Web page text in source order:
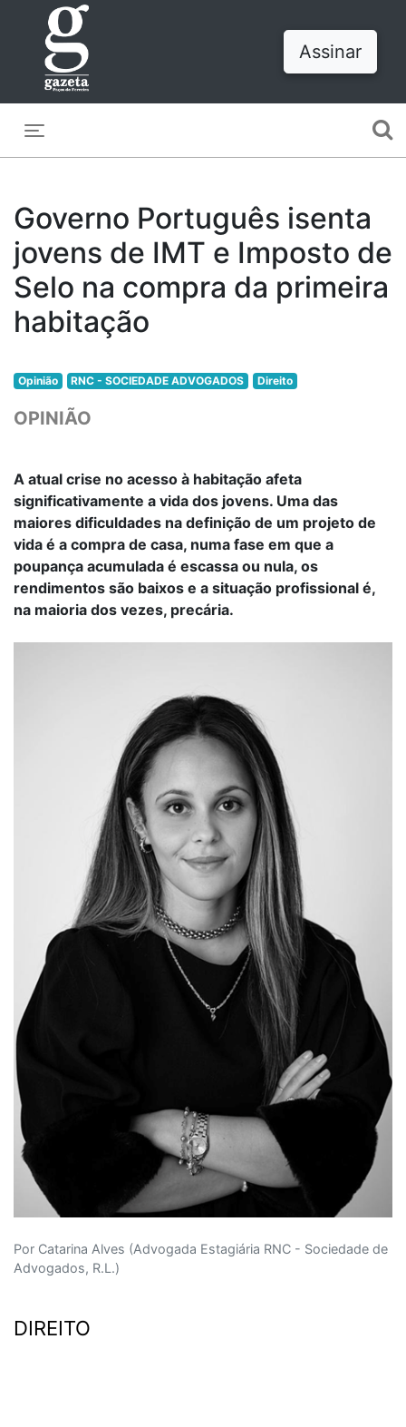
Assinar
Governo Português isenta
jovens de IMT e Imposto de
Selo na compra da primeira
habitação
Opinião RNC - SOCIEDADE ADVOGADOS Direito
OPINIÃO
A atual crise no acesso à habitação afeta
significativamente a vida dos jovens. Uma das
maiores dificuldades na definição de um projeto de
vida é a compra de casa, numa fase em que a
poupança acumulada é escassa ou nula, os
rendimentos são baixos e a situação profissional é,
na maioria dos vezes, precária.
Por Catarina Alves (Advogada Estagiária RNC - Sociedade de
Advogados, R.L.)
DIREITO